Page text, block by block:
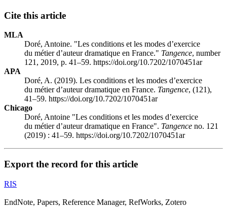
Cite this article
MLA
Doré, Antoine. "Les conditions et les modes d’exercice
du métier d’auteur dramatique en France." Tangence, number
121, 2019, p. 41–59. https://doi.org/10.7202/1070451ar
APA
Doré, A. (2019). Les conditions et les modes d’exercice
du métier d’auteur dramatique en France. Tangence, (121),
41–59. https://doi.org/10.7202/1070451ar
Chicago
Doré, Antoine "Les conditions et les modes d’exercice
du métier d’auteur dramatique en France". Tangence no. 121
(2019) : 41–59. https://doi.org/10.7202/1070451ar
Export the record for this article
RIS
EndNote, Papers, Reference Manager, RefWorks, Zotero